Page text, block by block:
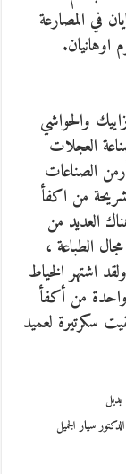
في المصارعة
اوهانيان.
والحواشي
العجلات
الصناعات
شريحة من اكفأ
العديد من
الطباعة ،
اشتهر الخياط
من أكفأ
سكرتيرة لعميد